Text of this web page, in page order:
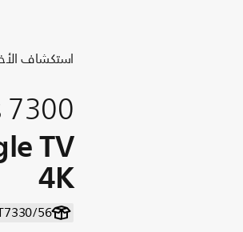
استكشاف
7300 series
4K
56